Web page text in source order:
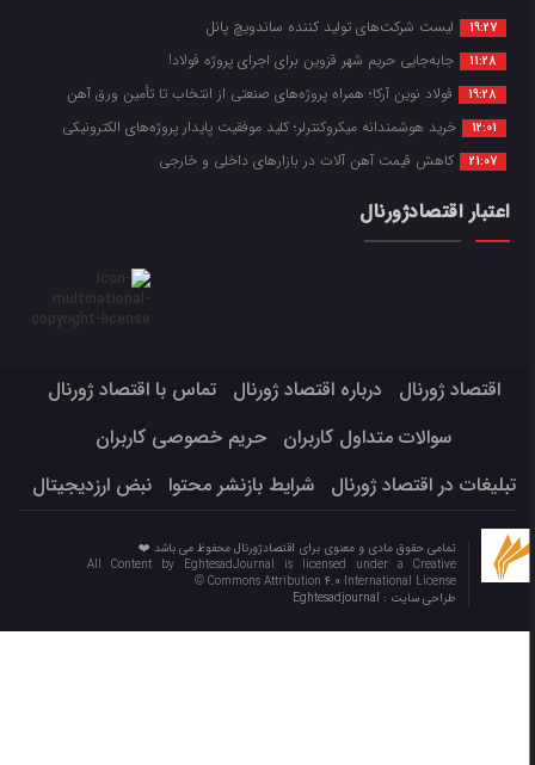
19:27 لیست شرکت‌های تولید کننده ساندویچ پانل
11:28 جابه‌جایی حریم شهر قزوین برای اجرای پروژه فولاد!
19:28 فولاد نوین آرکا؛ همراه پروژه‌های صنعتی از انتخاب تا تأمین ورق آهن
12:01 خرید هوشمندانه میکروکنترلر؛ کلید موفقیت پایدار پروژه‌های الکترونیکی
21:07 کاهش قیمت آهن آلات در بازارهای داخلی و خارجی
اعتبار اقتصادژورنال
اقتصاد ژورنال درباره اقتصاد ژورنال
تماس با اقتصاد ژورنال
سوالات متداول کاربران
حریم خصوصی کاربران
تبلیغات در اقتصاد ژورنال
شرایط بازنشر محتوا نبض ارزدیجیتال
تمامی حقوق مادی و معنوی برای اقتصادژورنال محفوظ می باشد ❤️
All Content by EghtesadJournal is licensed under a Creative
Commons Attribution 4.0 International License ©️
طراحی سایت :